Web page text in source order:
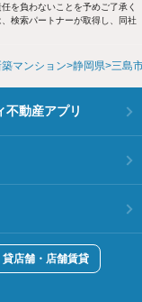
を負わないことを予めご了承く
検索パートナーが取得し、同社
マンション 静岡県 三島
不動産アプリ
貸店舗・店舗賃貸